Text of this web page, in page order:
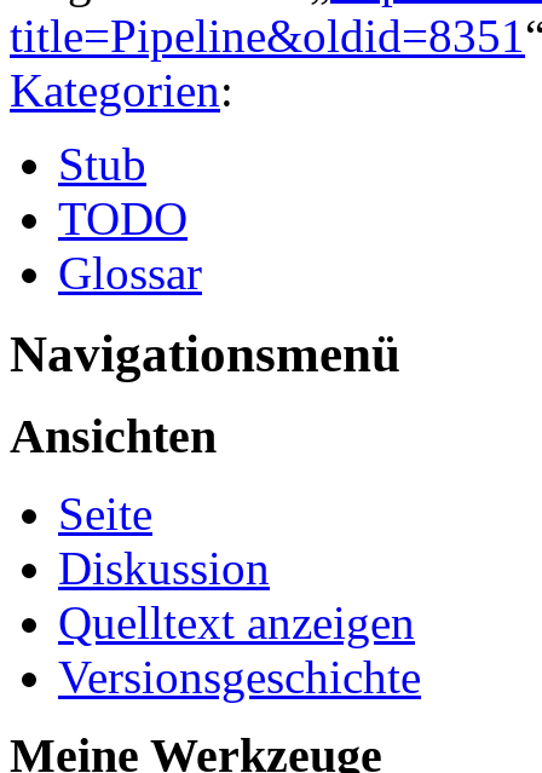
title=Pipeline&oldid=8351
Kategorien:
Stub
TODO
Glossar
Navigationsmenü
Ansichten
Seite
Diskussion
Quelltext anzeigen
Versionsgeschichte
Meine Werkzeuge